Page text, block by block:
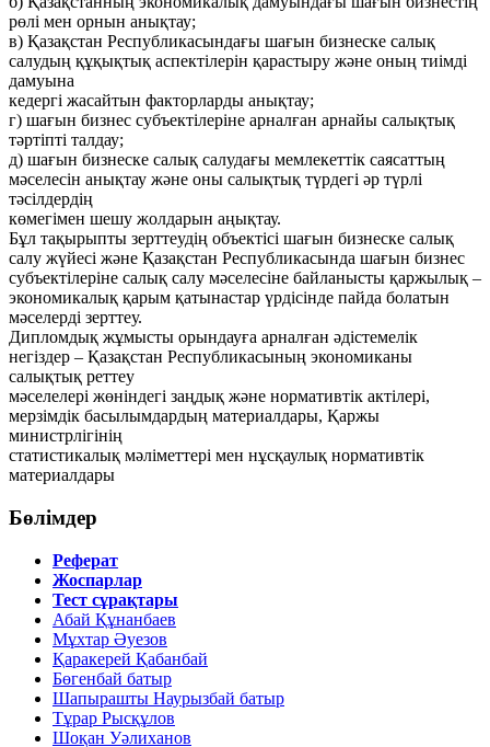
рөлі мен орнын анықтау;
в) Қазақстан Республикасындағы шағын бизнеске салық
салудың құқықтық аспектілерін қарастыру және оның тиімді
дамуына
кедергі жасайтын факторларды анықтау;
г) шағын бизнес субъектілеріне арналған арнайы салықтық
тәртіпті талдау;
д) шағын бизнеске салық салудағы мемлекеттік саясаттың
мәселесін анықтау және оны салықтық түрдегі әр түрлі
тәсілдердің
көмегімен шешу жолдарын аңықтау.
Бұл тақырыпты зерттеудің объектісі шағын бизнеске салық
салу жүйесі және Қазақстан Республикасында шағын бизнес
субъектілеріне салық салу мәселесіне байланысты қаржылық –
экономикалық қарым қатынастар үрдісінде пайда болатын
мәселерді зерттеу.
Дипломдық жұмысты орындауға арналған әдістемелік
негіздер – Қазақстан Республикасының экономиканы
салықтық реттеу
мәселелері жөніндегі заңдық және нормативтік актілері,
мерзімдік басылымдардың материалдары, Қаржы
министрлігінің
статистикалық мәліметтері мен нұсқаулық нормативтік
материалдары
Бөлімдер
Реферат
Жоспарлар
Тест сұрақтары
Абай Құнанбаев
Мұхтар Әуезов
Қаракерей Қабанбай
Бөгенбай батыр
Шапырашты Наурызбай батыр
Тұрар Рысқұлов
Шоқан Уәлиханов